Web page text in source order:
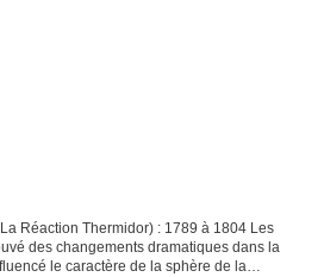
Réaction Thermidor) : 1789 à 1804 Les
des changements dramatiques dans la
le caractère de la sphère de la